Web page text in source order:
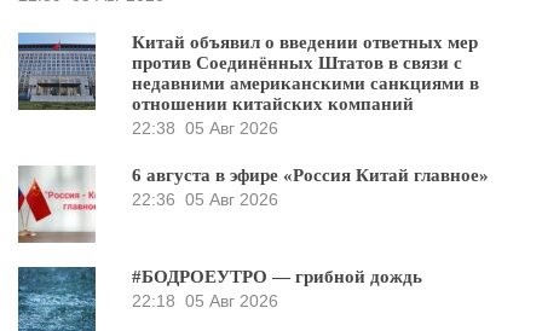
Китай объявил о введении ответных мер
против Соединённых Штатов в связи с
недавними американскими санкциями в
отношении китайских компаний
22:38 05 Авг 2026
6 августа в эфире «Россия Китай главное»
22:36 05 Авг 2026
#БОДРОЕУТРО — грибной дождь
22:18 05 Авг 2026